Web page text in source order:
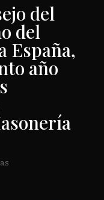
del
del
España,
año